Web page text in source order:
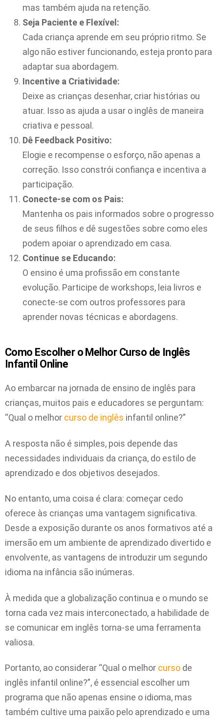
mas também ajuda na retenção.
Seja Paciente e Flexível:
Cada criança aprende em seu próprio ritmo. Se
algo não estiver funcionando, esteja pronto para
adaptar sua abordagem.
Incentive a Criatividade:
Deixe as crianças desenhar, criar histórias ou
atuar. Isso as ajuda a usar o inglês de maneira
criativa e pessoal.
Dê Feedback Positivo:
Elogie e recompense o esforço, não apenas a
correção. Isso constrói confiança e incentiva a
participação.
Conecte-se com os Pais:
Mantenha os pais informados sobre o progresso
de seus filhos e dê sugestões sobre como eles
podem apoiar o aprendizado em casa.
Continue se Educando:
O ensino é uma profissão em constante
evolução. Participe de workshops, leia livros e
conecte-se com outros professores para
aprender novas técnicas e abordagens.
Como Escolher o Melhor Curso de Inglês
Infantil Online
Ao embarcar na jornada de ensino de inglês para
crianças, muitos pais e educadores se perguntam:
“Qual o melhor curso de inglês infantil online?”
A resposta não é simples, pois depende das
necessidades individuais da criança, do estilo de
aprendizado e dos objetivos desejados.
No entanto, uma coisa é clara: começar cedo
oferece às crianças uma vantagem significativa.
Desde a exposição durante os anos formativos até a
imersão em um ambiente de aprendizado divertido e
envolvente, as vantagens de introduzir um segundo
idioma na infância são inúmeras.
À medida que a globalização continua e o mundo se
torna cada vez mais interconectado, a habilidade de
se comunicar em inglês torna-se uma ferramenta
valiosa.
Portanto, ao considerar “Qual o melhor curso de
inglês infantil online?”, é essencial escolher um
programa que não apenas ensine o idioma, mas
também cultive uma paixão pelo aprendizado e uma